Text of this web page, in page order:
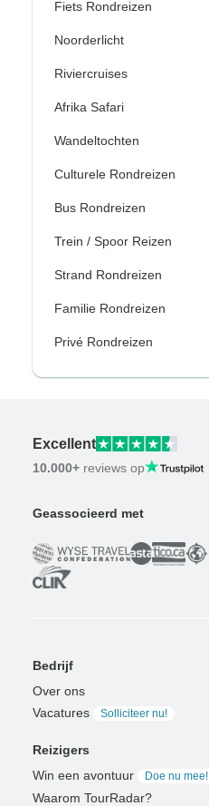
Fiets Rondreizen
Noorderlicht
Riviercruises
Afrika Safari
Wandeltochten
Culturele Rondreizen
Bus Rondreizen
Trein / Spoor Reizen
Strand Rondreizen
Familie Rondreizen
Privé Rondreizen
Excellent
10.000+ reviews op
Geassocieerd met
Bedrijf
Over ons
Vacatures
Solliciteer nu!
Reizigers
Win een avontuur
Doe nu mee!
Waarom TourRadar?